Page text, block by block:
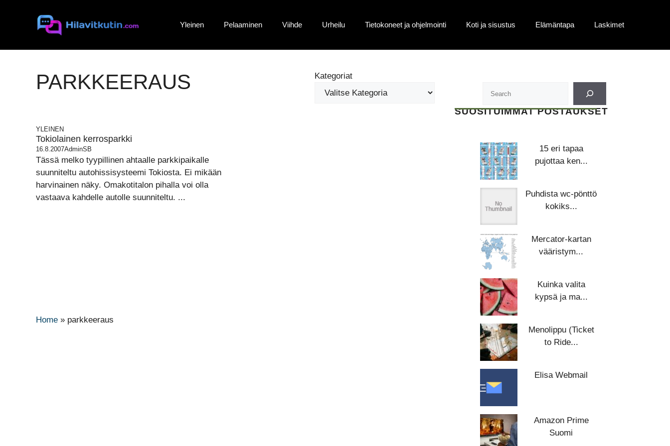
Yleinen Pelaaminen Viihde Urheilu Tietokoneet ja ohjelmointi Koti ja sisustus Elämäntapa Laskimet
PARKKEERAUS Kategoriat
YLEINEN
Tokiolainen kerrosparkki
16.8.2007AdminSB
Tässä melko tyypillinen ahtaalle parkkipaikalle
suunniteltu autohissisysteemi Tokiosta. Ei mikään
harvinainen näky. Omakotitalon pihalla voi olla
vastaava kahdelle autolle suunniteltu. ...
Home » parkkeeraus
SUOSITUIMMAT POSTAUKSET
15 eri tapaa
pujottaa ken...
Puhdista wc-pönttö
kokiks...
Mercator-kartan
vääristym...
Kuinka valita
kypsä ja ma...
Menolippu (Ticket
to Ride...
Elisa Webmail
Amazon Prime
Suomi